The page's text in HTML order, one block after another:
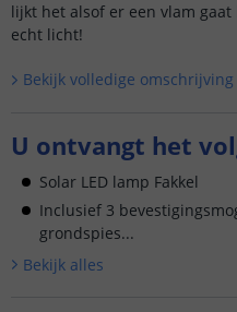
lijkt het alsof er een vlam
echt licht!
Bekijk volledige omschrijving
U ontvangt het
Solar LED lamp Fakkel
Inclusief 3
grondspies...
Bekijk alles